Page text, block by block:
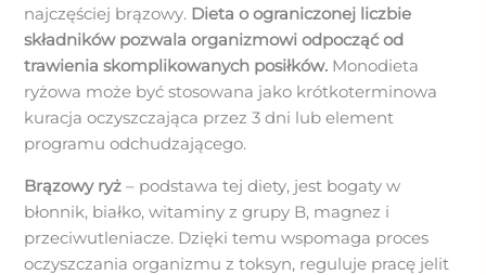
najczęściej brązowy. Dieta o ograniczonej liczbie
składników pozwala organizmowi odpocząć od
trawienia skomplikowanych posiłków. Monodieta
ryżowa może być stosowana jako krótkoterminowa
kuracja oczyszczająca przez 3 dni lub element
programu odchudzającego.
Brązowy ryż – podstawa tej diety, jest bogaty w
błonnik, białko, witaminy z grupy B, magnez i
przeciwutleniacze. Dzięki temu wspomaga proces
oczyszczania organizmu z toksyn, reguluje pracę jelit